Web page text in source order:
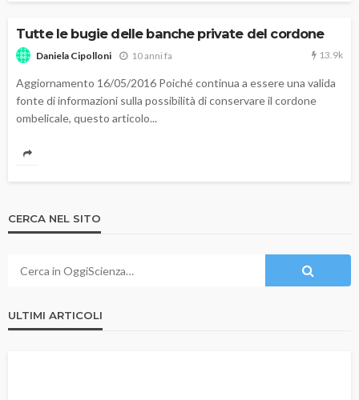
Tutte le bugie delle banche private del cordone
Daniela Cipolloni 10 anni fa 13.9k
Aggiornamento 16/05/2016 Poiché continua a essere una valida
fonte di informazioni sulla possibilità di conservare il cordone
ombelicale, questo articolo...
CERCA NEL SITO
ULTIMI ARTICOLI